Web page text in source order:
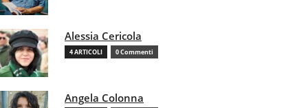
Alessia Cericola
4 ARTICOLI 0 Commenti
Angela Colonna